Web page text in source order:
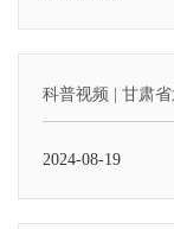
科普视频 | 甘肃
2024-08-19